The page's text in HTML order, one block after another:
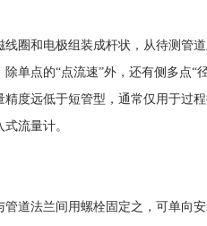
圈和电极组装成杆状，从待测管
单点的“点流速”外，还有侧多点“
度远低于短管型，通常仅用于过
式流量计。
道法兰间用螺栓固定之，可单向